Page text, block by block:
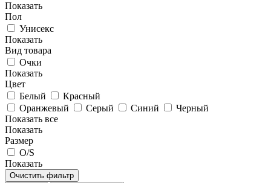
Показать
Пол
Унисекс
Показать
Вид товара
Очки
Показать
Цвет
Белый
Красный
Оранжевый
Серый Синий
Черный
Показать все
Показать
Размер
O/S
Показать
Очистить фильтр